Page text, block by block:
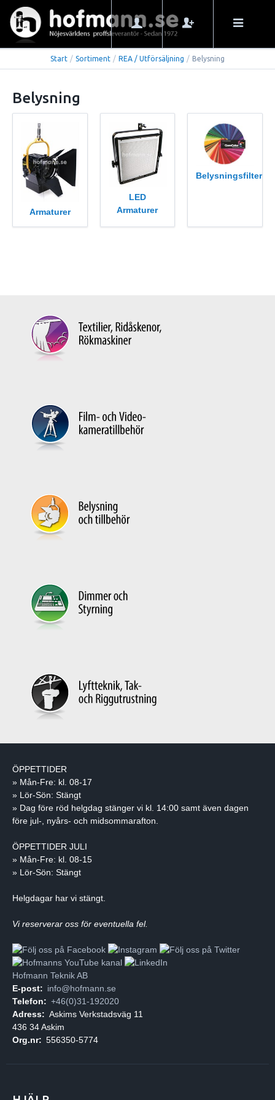
Start / Sortiment / REA / Utförsäljning / Belysning
Belysning
Armaturer
LED
Armaturer
Belysningsfilter
ÖPPETTIDER
» Mån-Fre: kl. 08-17
» Lör-Sön: Stängt
» Dag före röd helgdag stänger vi kl. 14:00 samt även dagen
före jul-, nyårs- och midsommarafton.
ÖPPETTIDER JULI
» Mån-Fre: kl. 08-15
» Lör-Sön: Stängt
Helgdagar har vi stängt.
Vi reserverar oss för eventuella fel.
Hofmann Teknik AB
E-post: info@hofmann.se
Telefon: +46(0)31-192020
Adress: Askims Verkstadsväg 11
436 34 Askim
Org.nr: 556350-5774